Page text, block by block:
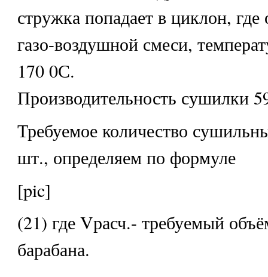
стружка попадает в циклон, где
газо-воздушной смеси,
170 0С.
Производительность сушилки
Требуемое количество
шт., определяем по формуле
[pic]
(21) где Vрасч.- требуемый
барабана.